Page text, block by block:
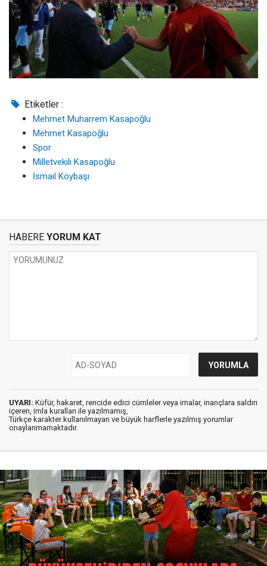
Etiketler :
Mehmet Muharrem Kasapoğlu
Mehmet Kasapoğlu
Spor
Milletvekili Kasapoğlu
İsmail Köybaşı
HABERE YORUM KAT
UYARI: Küfür, hakaret, rencide edici cümleler veya imalar, inançlara saldırı
içeren, imla kuralları ile yazılmamış,
Türkçe karakter kullanılmayan ve büyük harflerle yazılmış yorumlar
onaylanmamaktadır.